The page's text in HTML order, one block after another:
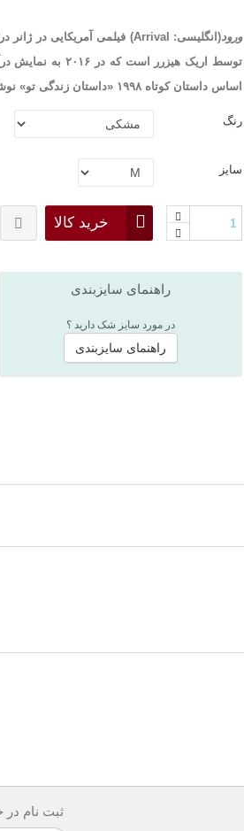
ورود(انگلیسی: Arrival) فیلمی آمریکایی در ژانر
توسط اریک هیزرر
اساس داستان کوتاه ۱۹۹۸ «داستان زندگی تو» نوشتهٔ تد چیانگ به وجود آورد.
رنگ
سایز
خرید کالا
راهنمای سایزبندی
در مورد سایز شک دارید ؟
راهنمای سایزبندی
ثبت نام در